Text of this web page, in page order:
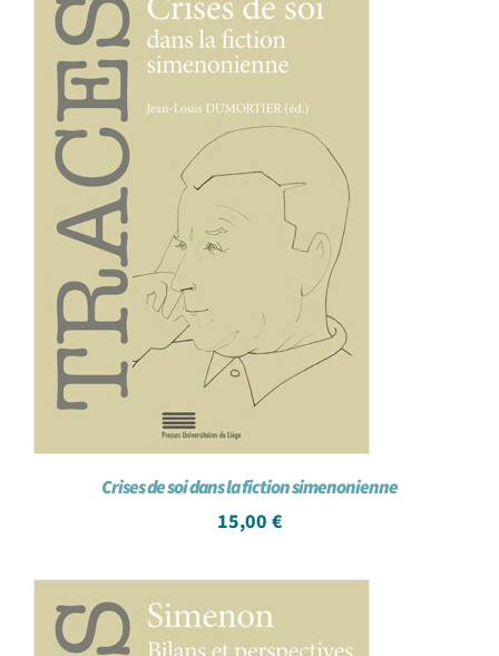
Achat en ligne
Panier WooCommerce
Crises de soi dans la fiction simenonienne
15,00 €